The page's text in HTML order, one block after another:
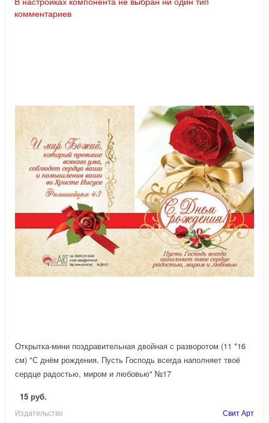
комментариев
Открытка-мини поздравительная двойная с разворотом (11 *16
см) "С днём рождения. Пусть Господь всегда наполняет твоё
сердце радостью, миром и любовью" №17
15 руб.
Издательство Свит Арт